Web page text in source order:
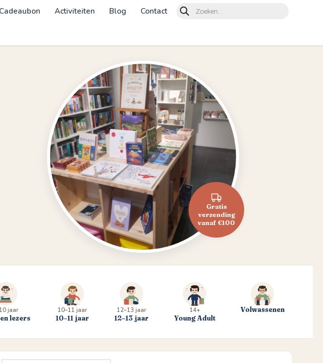
Cadeaubon Activiteiten Blog Contact
Products
search
Gratis
verzending
vanaf €100
jaar
lezers
10–11 jaar
10–11 jaar
12–13 jaar
12–13 jaar
14+
Young Adult
Volwassenen